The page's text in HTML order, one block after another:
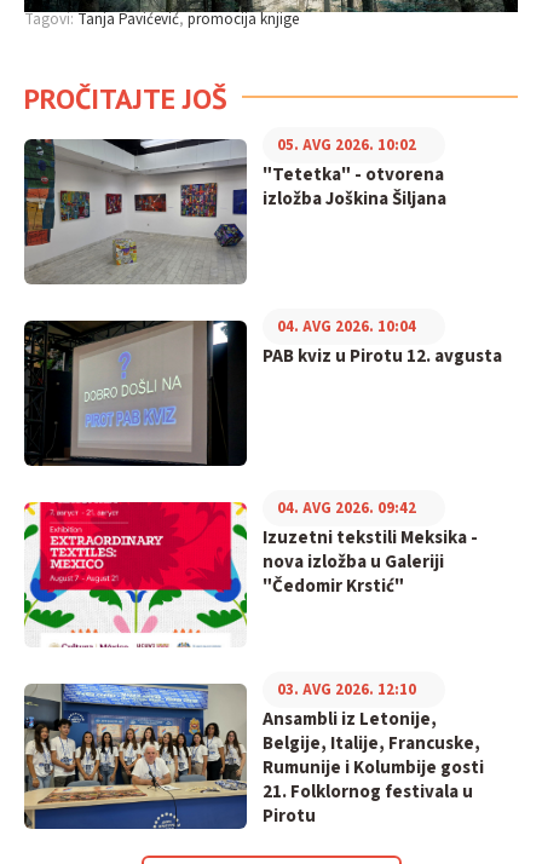
Tagovi:Tanja Pavićević promocija knjige
PROČITAJTE JOŠ
"Tetetka" - otvorena
izložba Joškina Šiljana
05. AVG 2026. 10:02
PAB kviz u Pirotu 12. avgusta
04. AVG 2026. 10:04
Izuzetni tekstili Meksika -
nova izložba u Galeriji
"Čedomir Krstić"
04. AVG 2026. 09:42
Ansambli iz Letonije,
Belgije, Italije, Francuske,
Rumunije i Kolumbije gosti
21. Folklornog festivala u
Pirotu
03. AVG 2026. 12:10